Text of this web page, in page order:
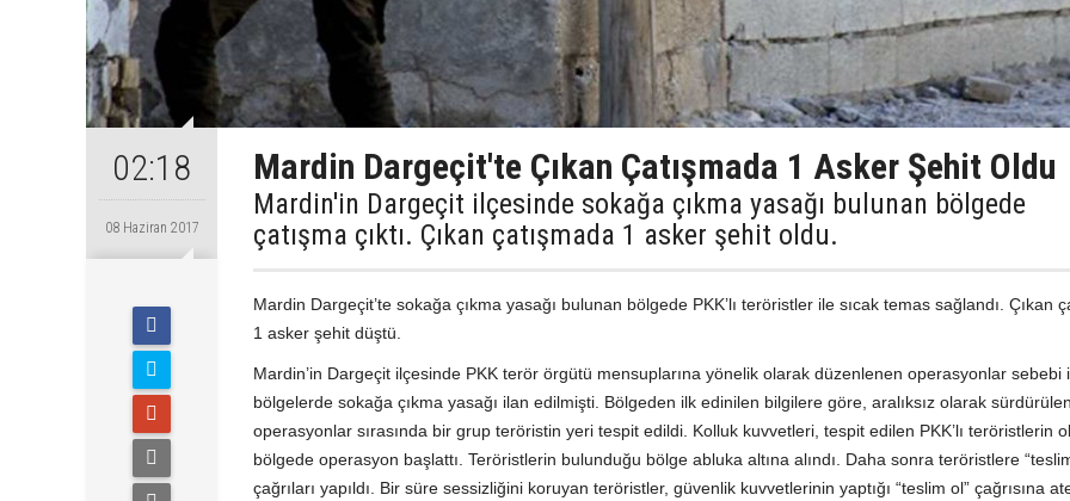
02:18
08 Haziran 2017
Mardin Dargeçit'te Çıkan Çatışmada 1 Asker Şehit Oldu
Mardin'in Dargeçit ilçesinde sokağa çıkma yasağı bulunan bölgede
çatışma çıktı. Çıkan çatışmada 1 asker şehit oldu.
Mardin Dargeçit’te sokağa çıkma yasağı bulunan bölgede PKK’lı teröristler ile sıcak temas sağlandı. Çıkan
1 asker şehit düştü.
Mardin’in Dargeçit ilçesinde PKK terör örgütü mensuplarına yönelik olarak düzenlenen operasyonlar sebebi
bölgelerde sokağa çıkma yasağı ilan edilmişti. Bölgeden ilk edinilen bilgilere göre, aralıksız olarak sürdürülen
operasyonlar sırasında bir grup teröristin yeri tespit edildi. Kolluk kuvvetleri, tespit edilen PKK’lı teröristlerin
bölgede operasyon başlattı. Teröristlerin bulunduğu bölge abluka altına alındı. Daha sonra teröristlere
çağrıları yapıldı. Bir süre sessizliğini koruyan teröristler, güvenlik kuvvetlerinin yaptığı “teslim ol” çağrısına